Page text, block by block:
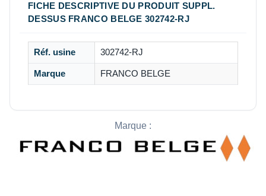
FICHE DESCRIPTIVE DU PRODUIT SUPPL.
DESSUS FRANCO BELGE 302742-RJ
Réf. usine 302742-RJ
Marque FRANCO BELGE
Marque :